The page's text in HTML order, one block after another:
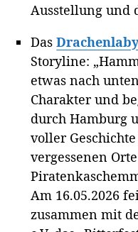
Ausstellung und
Das
Storyline:
etwas nach
Charakter und
durch Hamburg
voller
vergessenen
Am 16.05.2026
zusammen mit